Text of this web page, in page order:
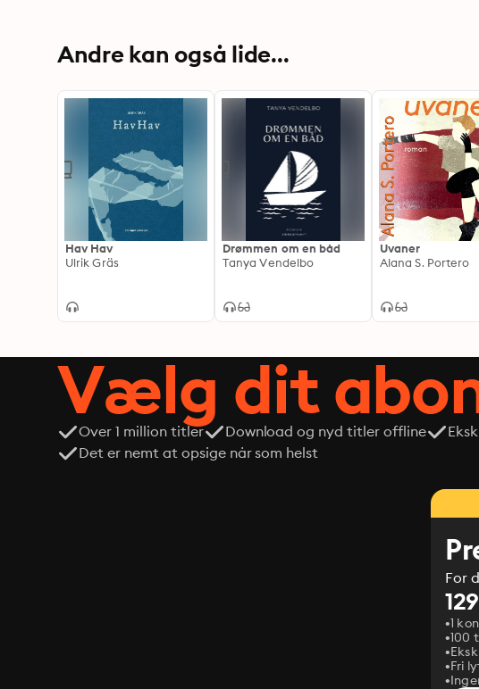
Andre kan også lide...
Hav Hav
Ulrik Gräs
Drømmen om en båd
Tanya Vendelbo
Uvaner
Alana S. Portero
Vælg dit
Over 1 million titler Download og nyd titler offline
Det er nemt at opsige når som helst
For
1
100
Fri